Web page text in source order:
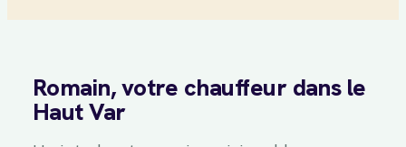
Romain, votre chauffeur dans le
Haut Var